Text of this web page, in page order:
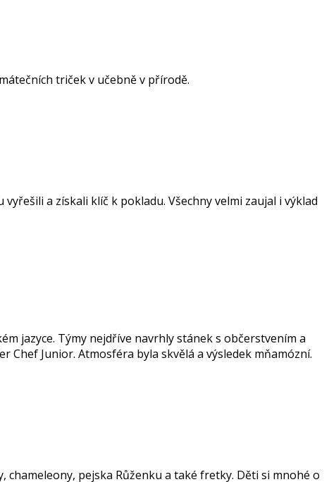
triček v učebně v přírodě.
a získali klíč k pokladu. Všechny velmi zaujal i výklad
jazyce. Týmy nejdříve navrhly stánek s občerstvením a
Junior. Atmosféra byla skvělá a výsledek mňamózní.
chameleony, pejska Růženku a také fretky. Děti si mnohé o